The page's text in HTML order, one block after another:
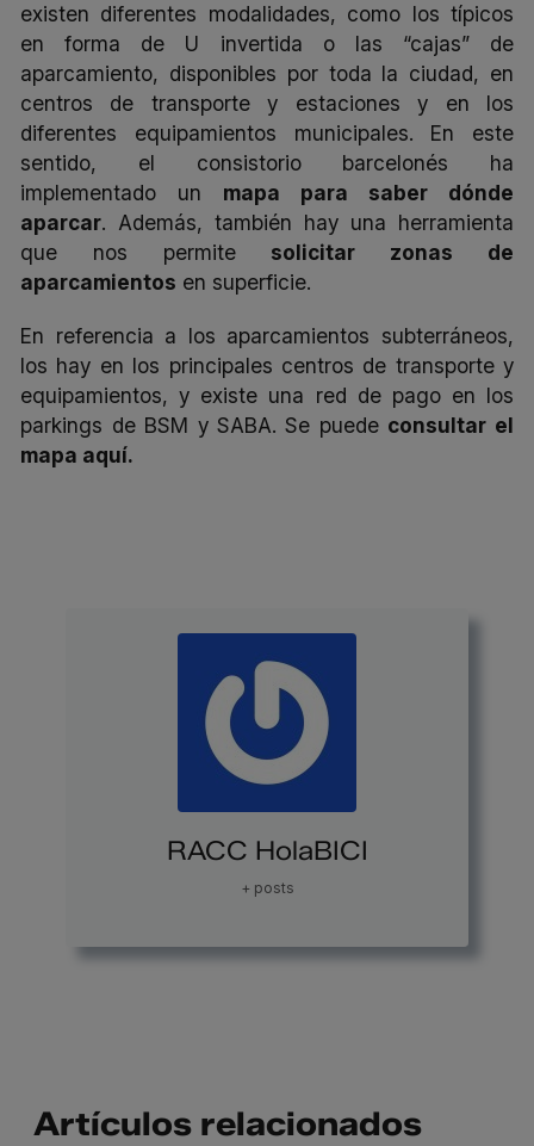
existen diferentes modalidades, como los típicos
en forma de U invertida o las “cajas” de
aparcamiento, disponibles por toda la ciudad, en
centros de transporte y estaciones y en los
diferentes equipamientos municipales. En este
sentido, el consistorio barcelonés ha
implementado un mapa para saber dónde
aparcar. Además, también hay una herramienta
que nos permite solicitar zonas de
aparcamientos en superficie.
En referencia a los aparcamientos subterráneos,
los hay en los principales centros de transporte y
equipamientos, y existe una red de pago en los
parkings de BSM y SABA. Se puede consultar el
mapa aquí.
RACC HolaBICI
+ posts
Artículos relacionados